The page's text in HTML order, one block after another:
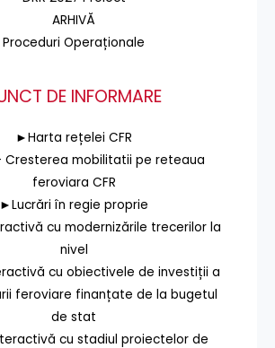
ARHIVĂ
Proceduri Operaționale
DE INFORMARE
►Harta rețelei CFR
Cresterea mobilitatii pe reteaua
feroviara CFR
►Lucrări în regie proprie
cu modernizările trecerilor la
nivel
cu obiectivele de investiții a
feroviare finanțate de la bugetul
de stat
cu stadiul proiectelor de